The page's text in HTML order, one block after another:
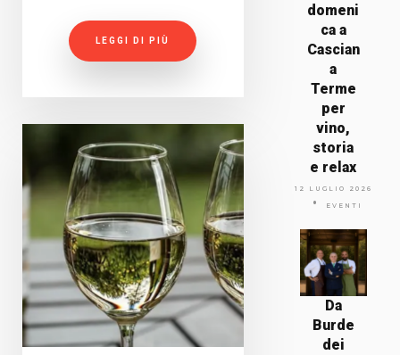
LEGGI DI PIÙ
domeni
ca a
Cascian
a
Terme
per
vino,
storia
e relax
12 LUGLIO 2026
EVENTI
Da
Burde
dei